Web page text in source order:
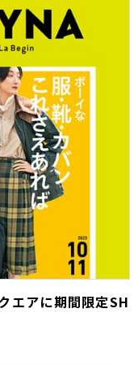
エアに期間限定SH